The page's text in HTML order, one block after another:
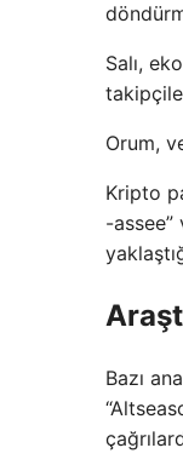
Salı,
Orum,
Kripto
-
Bazı